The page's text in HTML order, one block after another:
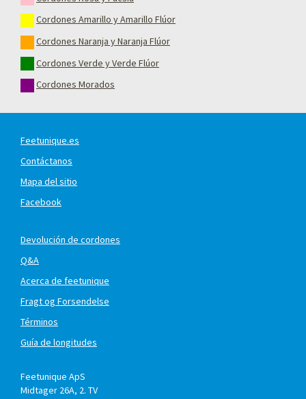
Cordones Amarillo y Amarillo Flúor
Cordones Naranja y Naranja Flúor
Cordones Verde y Verde Flúor
Cordones Morados
Feetunique.es
Contáctanos
Mapa del sitio
Facebook
Devolución de cordones
Q&A
Acerca de feetunique
Fragt og Forsendelse
Términos
Guía de longitudes
Feetunique ApS
Midtager 26A, 2. TV